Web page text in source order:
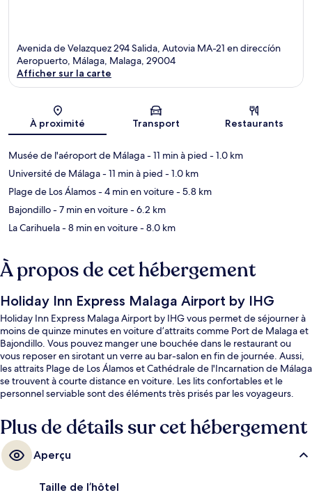
Avenida de Velazquez 294 Salida, Autovia MA-21 en direccíón
Aeropuerto, Málaga, Malaga, 29004
Afficher sur la carte
À proximité Transport Restaurants
Musée de l'aéroport de Málaga- 11 min à pied - 1.0 km
Université de Málaga- 11 min à pied - 1.0 km
Plage de Los Álamos- 4 min en voiture- 5.8 km
Bajondillo- 7 min en voiture- 6.2 km
La Carihuela- 8 min en voiture- 8.0 km
À propos de cet hébergement
Holiday Inn Express Malaga Airport by IHG
Holiday Inn Express Malaga Airport by IHG vous permet de séjourner à
moins de quinze minutes en voiture d’attraits comme Port de Malaga et
Bajondillo. Vous pouvez manger une bouchée dans le restaurant ou
vous reposer en sirotant un verre au bar-salon en fin de journée. Aussi,
les attraits Plage de Los Álamos et Cathédrale de l'Incarnation de Málaga
se trouvent à courte distance en voiture. Les lits confortables et le
personnel serviable sont des éléments très prisés par les voyageurs.
Plus de détails sur cet hébergement
Aperçu
Taille de l’hôtel